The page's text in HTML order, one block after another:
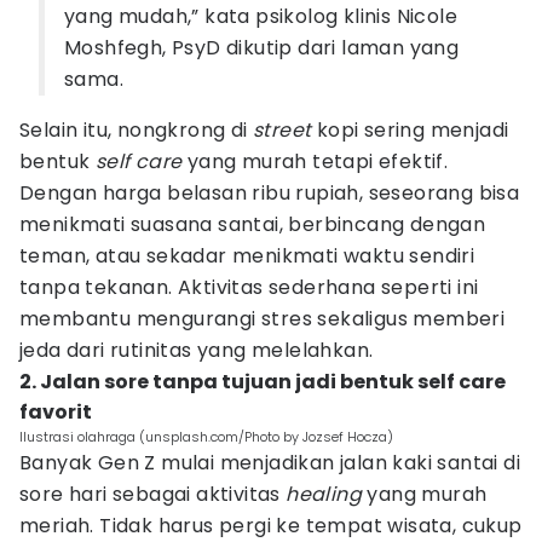
yang mudah,” kata psikolog klinis Nicole
Moshfegh, PsyD dikutip dari laman yang
sama.
Selain itu, nongkrong di streetkopi sering menjadi
bentuk self careyang murah tetapi efektif.
Dengan harga belasan ribu rupiah, seseorang bisa
menikmati suasana santai, berbincang dengan
teman, atau sekadar menikmati waktu sendiri
tanpa tekanan. Aktivitas sederhana seperti ini
membantu mengurangi stres sekaligus memberi
jeda dari rutinitas yang melelahkan.
2. Jalan sore tanpa tujuan jadi bentuk self care
favorit
Ilustrasi olahraga (unsplash.com/Photo by Jozsef Hocza)
Banyak Gen Z mulai menjadikan jalan kaki santai di
sore hari sebagai aktivitas healingyang murah
meriah. Tidak harus pergi ke tempat wisata, cukup